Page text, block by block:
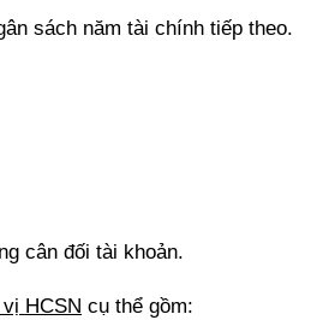
sách năm tài chính tiếp theo.
cân đối tài khoản.
HCSN cụ thể gồm: